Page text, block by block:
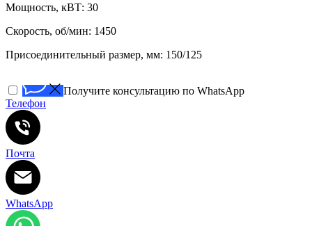
Мощность, кВТ: 30
Скорость, об/мин: 1450
Присоединительный размер, мм: 150/125
Получите консультацию по WhatsApp
Телефон
Почта
WhatsApp